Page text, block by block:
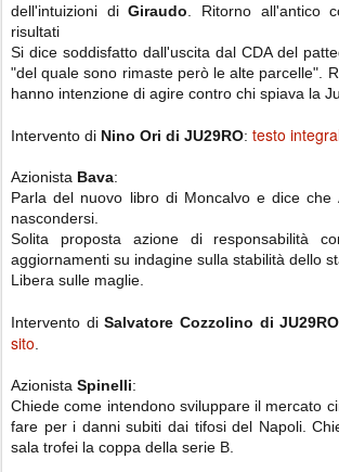
dell'intuizioni diGiraudo . Ritorno all'antico
risultati
Si dice soddisfatto dall'uscita dal CDA del
"del quale sono rimaste però le alte parcelle".
hanno intenzione di agire contro chi spiava la
Intervento di Nino Ori di JU29RO: testo
Azionista Bava:
Parla del nuovo libro di Moncalvo e dice che
nascondersi.
Solita proposta azione di responsabilità
aggiornamenti su indagine sulla stabilità dello
Libera sulle maglie.
Intervento diSalvatore Cozzolino di JU29RO
sito
Azionista Spinelli:
Chiede come intendono sviluppare il mercato
fare per i danni subiti dai tifosi del Napoli.
sala trofei la coppa della serie B.